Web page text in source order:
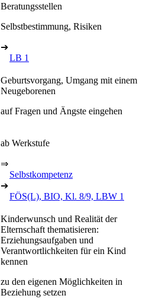
Beratungsstellen
Selbstbestimmung, Risiken
➔
LB 1
Geburtsvorgang, Umgang mit einem
Neugeborenen
auf Fragen und Ängste eingehen
ab Werkstufe
⇒
Selbstkompetenz
➔
FÖS(L), BIO, Kl. 8/9, LBW 1
Kinderwunsch und Realität der
Elternschaft thematisieren:
Erziehungsaufgaben und
Verantwortlichkeiten für ein Kind
kennen
zu den eigenen Möglichkeiten in
Beziehung setzen